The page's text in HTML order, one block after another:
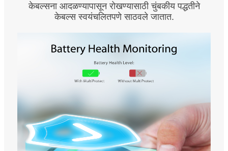
केबल्सना आदळण्यापासून रोखण्यासाठी चुंबकीय पद्धतीने
केबल्स स्वयंचलितपणे साठवले जातात.